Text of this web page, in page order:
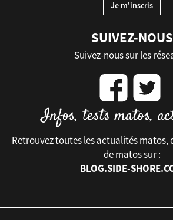
SUIVEZ-NOUS
Suivez-nous sur les
Retrouvez toutes les actualités matos,
de matos sur :
BLOG.SIDE-